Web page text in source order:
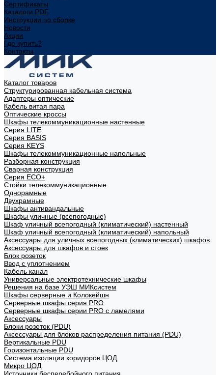
Сертификаты
Каталоги PDF
Инструкции по сборке
Новости
Акции
Где купить?
Контакты
Каталог товаров
Структурированная кабельная система
Адаптеры оптические
Кабель витая пара
Оптические кроссы
Шкафы телекоммуникационные настенные
Cерия LITE
Cерия BASIS
Cерия KEYS
Шкафы телекоммуникационные напольные
Разборная конструкция
Сварная конструкция
Серия ECO+
Стойки телекоммуникационные
Однорамные
Двухрамные
Шкафы антивандальные
Шкафы уличные (всепогодные)
Шкаф уличный всепогодный (климатический) настенный
Шкаф уличный всепогодный (климатический) напольный
Аксессуары для уличных всепогодных (климатических) шкафов
Аксессуары для шкафов и стоек
Блок розеток
Ввод с уплотнением
Кабель канал
Универсальные электротехнические шкафы
Решения на базе УЭШ МИКсистем
Шкафы серверные и Колокейшн
Серверные шкафы серия PRO
Серверные шкафы серии PRO с ламелями
Аксессуары
Блоки розеток (PDU)
Аксессуары для блоков распределения питания (PDU)
Вертикальные PDU
Горизонтальные PDU
Система изоляции коридоров ЦОД
Микро ЦОД